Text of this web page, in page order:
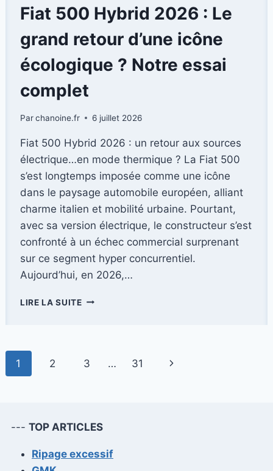
AVEC
DES
VOITURES
FABRIQUÉES
PARTIR
DE
CANETTES
BIÈRE
Fiat 500 Hybrid 2026 : Le
grand retour d’une icône
écologique ? Notre essai
complet
Parchanoine.fr 6 juillet 2026
Fiat 500 Hybrid 2026 : un retour aux sources
électrique…en mode thermique ? La Fiat 500
s’est longtemps imposée comme une icône
dans le paysage automobile européen, alliant
charme italien et mobilité urbaine. Pourtant,
avec sa version électrique, le constructeur s’est
confronté à un échec commercial surprenant
sur ce segment hyper concurrentiel.
Aujourd’hui, en 2026,…
LIRE LA SUITEFIAT
LE
ÉCOLOGIQUE
NOTRE
Navigation
1 2 3 … 31
Page
--- TOP ARTICLES
Ripage excessif